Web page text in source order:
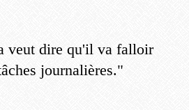
veut dire qu'il va falloir
journalières."